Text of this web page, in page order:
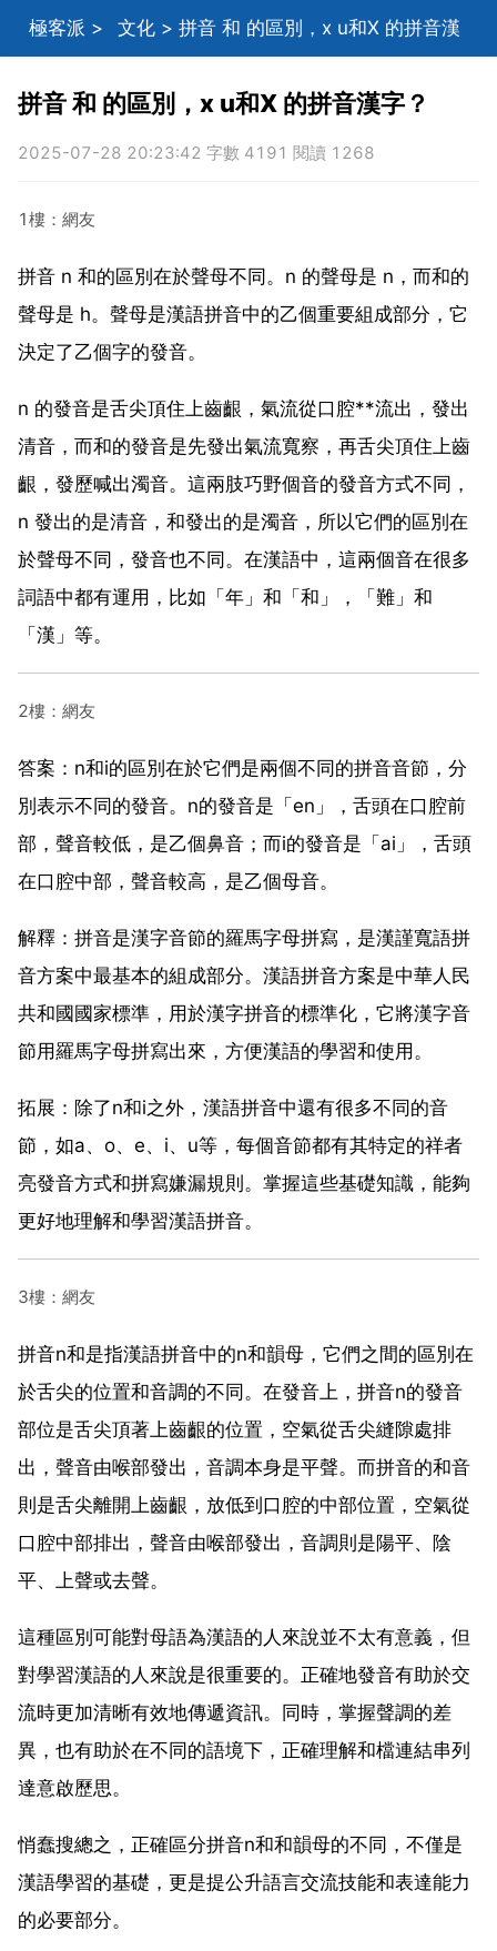
極客派 > 文化 > 拼音 和 的區別，x u和X 的拼音漢
字？
拼音 和 的區別，x u和X 的拼音漢字？
2025-07-28 20:23:42 字數 4191 閱讀 1268
1樓：網友
拼音 n 和的區別在於聲母不同。n 的聲母是 n，而和的
聲母是 h。聲母是漢語拼音中的乙個重要組成部分，它
決定了乙個字的發音。
n 的發音是舌尖頂住上齒齦，氣流從口腔**流出，發出
清音，而和的發音是先發出氣流寬察，再舌尖頂住上齒
齦，發歷喊出濁音。這兩肢巧野個音的發音方式不同，
n 發出的是清音，和發出的是濁音，所以它們的區別在
於聲母不同，發音也不同。在漢語中，這兩個音在很多
詞語中都有運用，比如「年」和「和」，「難」和
「漢」等。
2樓：網友
答案：n和i的區別在於它們是兩個不同的拼音音節，分
別表示不同的發音。n的發音是「en」，舌頭在口腔前
部，聲音較低，是乙個鼻音；而i的發音是「ai」，舌頭
在口腔中部，聲音較高，是乙個母音。
解釋：拼音是漢字音節的羅馬字母拼寫，是漢謹寬語拼
音方案中最基本的組成部分。漢語拼音方案是中華人民
共和國國家標準，用於漢字拼音的標準化，它將漢字音
節用羅馬字母拼寫出來，方便漢語的學習和使用。
拓展：除了n和i之外，漢語拼音中還有很多不同的音
節，如a、o、e、i、u等，每個音節都有其特定的祥者
亮發音方式和拼寫嫌漏規則。掌握這些基礎知識，能夠
更好地理解和學習漢語拼音。
3樓：網友
拼音n和是指漢語拼音中的n和韻母，它們之間的區別在
於舌尖的位置和音調的不同。在發音上，拼音n的發音
部位是舌尖頂著上齒齦的位置，空氣從舌尖縫隙處排
出，聲音由喉部發出，音調本身是平聲。而拼音的和音
則是舌尖離開上齒齦，放低到口腔的中部位置，空氣從
口腔中部排出，聲音由喉部發出，音調則是陽平、陰
平、上聲或去聲。
這種區別可能對母語為漢語的人來說並不太有意義，但
對學習漢語的人來說是很重要的。正確地發音有助於交
流時更加清晰有效地傳遞資訊。同時，掌握聲調的差
異，也有助於在不同的語境下，正確理解和檔連結串列
達意啟歷思。
悄蠢搜總之，正確區分拼音n和和韻母的不同，不僅是
漢語學習的基礎，更是提公升語言交流技能和表達能力
的必要部分。